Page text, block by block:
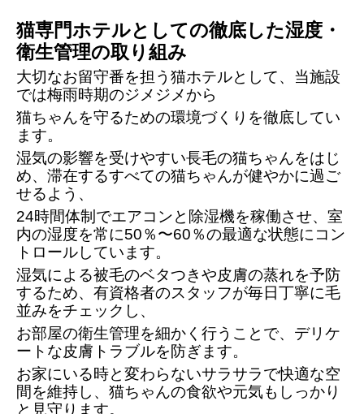
猫専門ホテルとしての徹底した湿度・
衛生管理の取り組み
大切なお留守番を担う猫ホテルとして、当施設
では梅雨時期のジメジメから
猫ちゃんを守るための環境づくりを徹底してい
ます。
湿気の影響を受けやすい長毛の猫ちゃんをはじ
め、滞在するすべての猫ちゃんが健やかに過ご
せるよう、
24時間体制でエアコンと除湿機を稼働させ、室
内の湿度を常に50％〜60％の最適な状態にコン
トロールしています。
湿気による被毛のベタつきや皮膚の蒸れを予防
するため、有資格者のスタッフが毎日丁寧に毛
並みをチェックし、
お部屋の衛生管理を細かく行うことで、デリケ
ートな皮膚トラブルを防ぎます。
お家にいる時と変わらないサラサラで快適な空
間を維持し、猫ちゃんの食欲や元気もしっかり
と見守ります。